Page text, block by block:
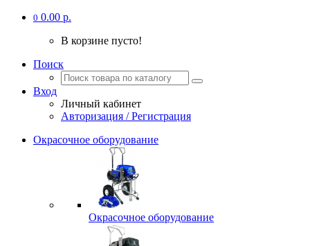
0 0.00 р.
В корзине пусто!
Поиск
Вход
Личный кабинет
Авторизация / Регистрация
Окрасочное оборудование
Окрасочное оборудование